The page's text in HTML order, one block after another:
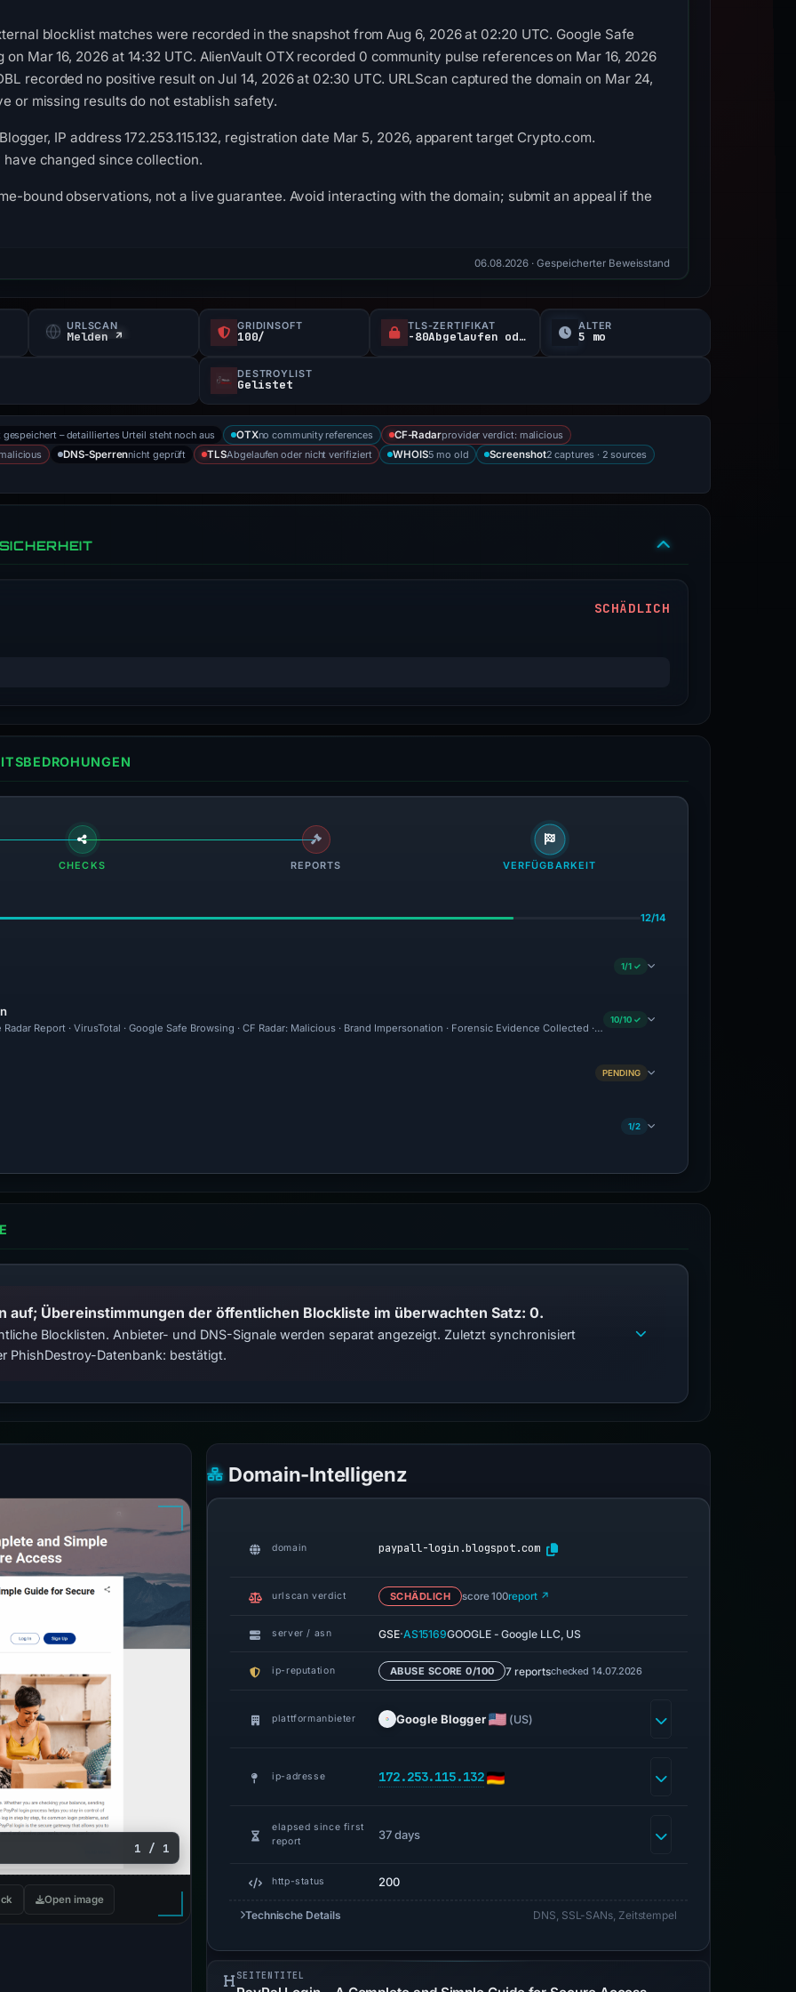
blocklist matches were recorded in the snapshot from Aug 6, 2026 at 02:20 UTC. Google Safe
Mar 16, 2026 at 14:32 UTC. AlienVault OTX recorded 0 community pulse references on Mar 16, 2026
recorded no positive result on Jul 14, 2026 at 02:30 UTC. URLScan captured the domain on Mar 24,
or missing results do not establish safety.
IP address 172.253.115.132, registration date Mar 5, 2026, apparent target Crypto.com.
changed since collection.
bound observations, not a live guarantee. Avoid interacting with the domain; submit an appeal if the
06.08.2026 · Gespeicherter Beweisstand
URLSCAN
Melden ↗
GRIDINSOFT
100/
TLS-ZERTIFIKAT
-80Abgelaufen oder nicht verifiziert d
ALTER
5 mo
DESTROYLIST
Gelistet
gespeichert – detailliertes Urteil steht noch aus OTXno community references CF-Radarprovider verdict: malicious
DNS-Sperrennicht geprüft TLSAbgelaufen oder nicht verifiziert WHOIS5 mo old Screenshot2 captures · 2 sources
SCHÄDLICH
CHECKS REPORTS VERFÜGBARKEIT
12/14
1/1 ✓
Radar Report · VirusTotal · Google Safe Browsing · CF Radar: Malicious · Brand Impersonation · Forensic Evidence Collected · Technical Analysis Recorded · VT
10/10 ✓
PENDING
1/2
auf; Übereinstimmungen der öffentlichen Blockliste im überwachten Satz: 0.
Blocklisten. Anbieter- und DNS-Signale werden separat angezeigt. Zuletzt synchronisiert
PhishDestroy-Datenbank: bestätigt.
1 / 1
Open image
Domain-Intelligenz
domain paypall-login.blogspot.com
urlscan verdict SCHÄDLICH score 100report ↗
server / asn GSE·AS15169GOOGLE - Google LLC, US
ip-reputation ABUSE SCORE 0/100 7 reportschecked 14.07.2026
plattformanbieter Google Blogger (US)
ip-adresse 172.253.115.132
elapsed since first
report
37 days
http-status 200
Technische Details DNS, SSL-SANs, Zeitstempel
SEITENTITEL